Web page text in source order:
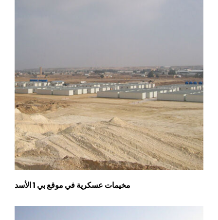
مخيمات عسكرية في موقع بي 1 الأسد